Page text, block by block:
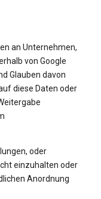
an Unternehmen,
von Google
Glauben davon
diese Daten oder
oder
einzuhalten oder
Anordnung